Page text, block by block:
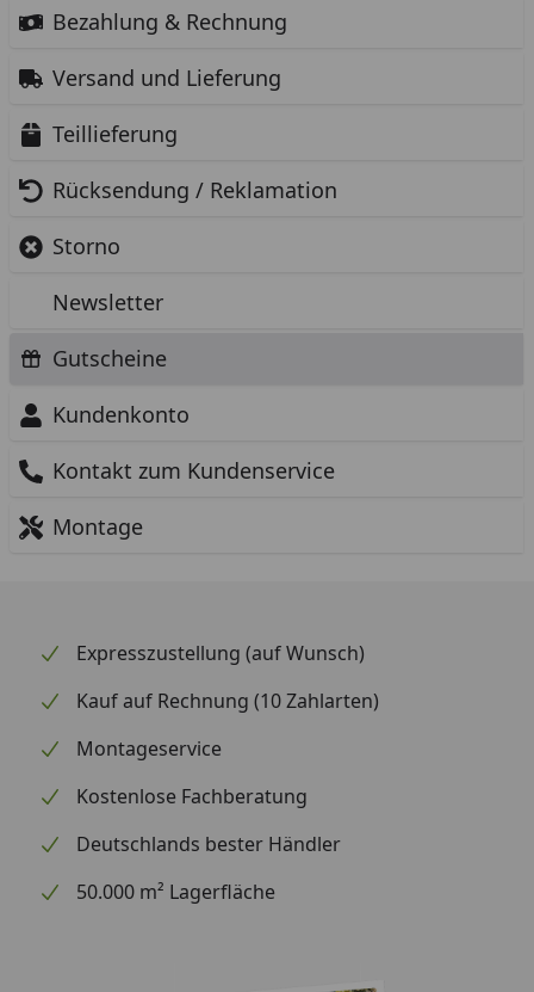
Bezahlung & Rechnung
Versand und Lieferung
Teillieferung
Rücksendung / Reklamation
Storno
Newsletter
Gutscheine
Kundenkonto
Kontakt zum Kundenservice
Montage
Expresszustellung (auf Wunsch)
Kauf auf Rechnung (10 Zahlarten)
Montageservice
Kostenlose Fachberatung
Deutschlands bester Händler
50.000 m² Lagerfläche